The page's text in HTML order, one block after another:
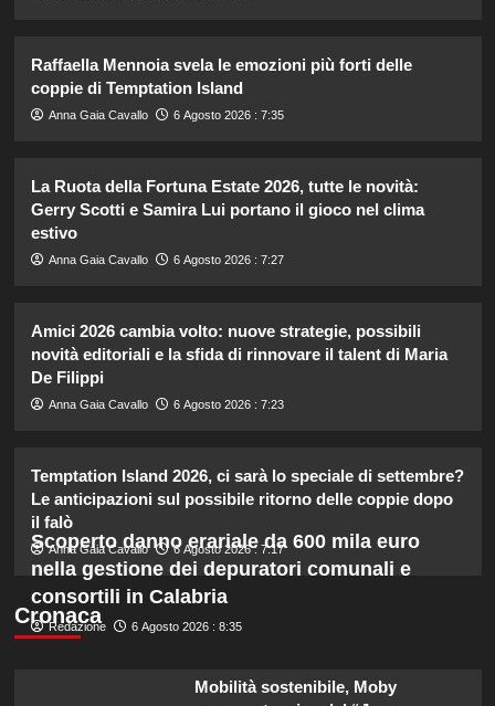
5
Temptation Island: Diretta della
nona puntata, tutte le emozioni e i
colpi di scena!
1
Katia Fanelli sostiene Sabrina
Soussi: “È vittima di un ingiusto
attacco mediatico”.
doppia impresa storica
3
4
Annuncio della nascita di Eugenie:
una mancanza rivela le sue priorità
con il terzo bambino.
nona puntata, tutte le emozioni e i
Raffaella Mennoia svela le emozioni più forti delle
coppie di Temptation Island
Anna Gaia Cavallo 6 Agosto 2026 : 7:35
La Ruota della Fortuna Estate 2026, tutte le novità:
Gerry Scotti e Samira Lui portano il gioco nel clima
estivo
Anna Gaia Cavallo 6 Agosto 2026 : 7:27
Amici 2026 cambia volto: nuove strategie, possibili
novità editoriali e la sfida di rinnovare il talent di Maria
De Filippi
Anna Gaia Cavallo 6 Agosto 2026 : 7:23
Temptation Island 2026, ci sarà lo speciale di settembre?
Le anticipazioni sul possibile ritorno delle coppie dopo
il falò
Anna Gaia Cavallo 6 Agosto 2026 : 7:17
Cronaca
Scoperto danno erariale da 600 mila euro
nella gestione dei depuratori comunali e
consortili in Calabria
Redazione 6 Agosto 2026 : 8:35
Mobilità sostenibile, Moby